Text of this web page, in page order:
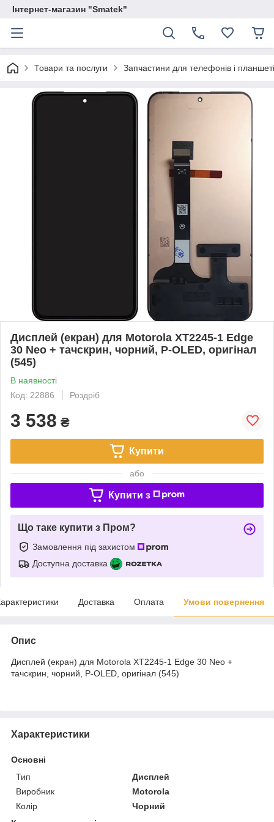
Інтернет-магазин "Smatek"
Товари та послуги Запчастини для телефонів і
Дисплей (екран) для Motorola XT2245-1 Edge
30 Neo + тачскрин, чорний, P-OLED, оригінал
(545)
В наявності
Код: 22886
Роздріб
3 538 ₴
Купити
або
Купити з
Що таке купити з Пром?
Замовлення під захистом
Доступна доставка
Доставка Оплата Умови повернення
Опис
Дисплей (екран) для Motorola XT2245-1 Edge 30 Neo +
тачскрин, чорний, P-OLED, оригінал (545)
Характеристики
Основні
Тип
Дисплей
Виробник
Motorola
Колір
Чорний